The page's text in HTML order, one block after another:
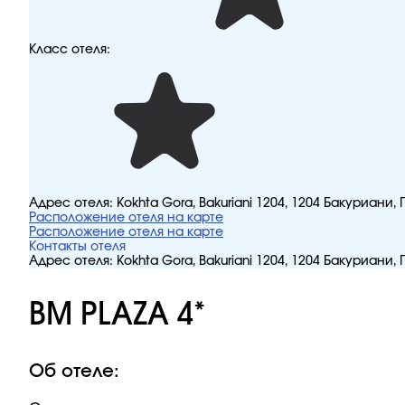
Класс отеля:
Адрес отеля: Kokhta Gora, Bakuriani 1204, 1204 Бакуриани,
Расположение отеля на карте
Расположение отеля на карте
Контакты отеля
Адрес отеля: Kokhta Gora, Bakuriani 1204, 1204 Бакуриани,
BM PLAZA 4*
Об отеле: